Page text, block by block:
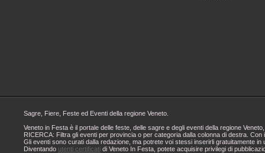
Sagre, Fiere, Feste ed Eventi della regione Veneto.
Veneto in Festa è il portale delle feste, delle sagre e degli eventi della regione
RICERCA: Filtra gli eventi per provincia o per categoria dalla colonna di destra.
Gli eventi sono curati dalla redazione, ma potrete voi stessi inserirli gratuitamente
Diventando utenti certificati di Veneto In Festa, potete acquisire privilegi di